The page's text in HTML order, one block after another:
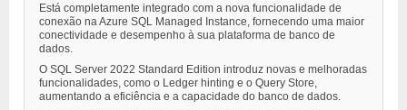
Está completamente integrado com a nova funcionalidade de
conexão na Azure SQL Managed Instance, fornecendo uma maior
conectividade e desempenho à sua plataforma de banco de
dados.
O SQL Server 2022 Standard Edition introduz novas e melhoradas
funcionalidades, como o Ledger hinting e o Query Store,
aumentando a eficiência e a capacidade do banco de dados.